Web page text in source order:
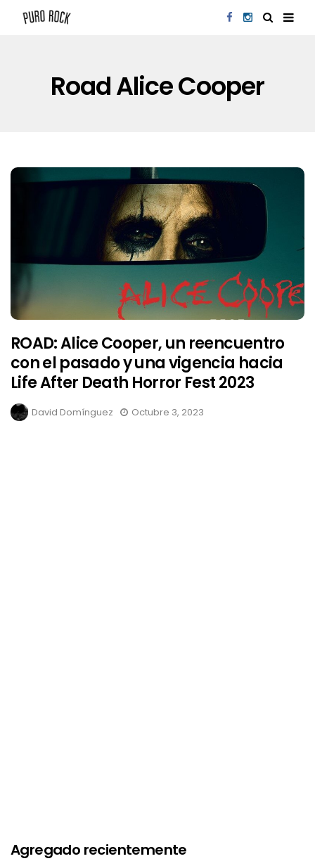
Road Alice Cooper
ROAD: Alice Cooper, un reencuentro
con el pasado y una vigencia hacia
Life After Death Horror Fest 2023
David Domínguez Octubre 3, 2023
Agregado recientemente